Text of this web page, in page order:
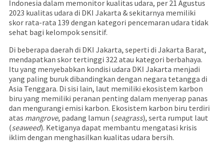
Indonesia dalam memonitor kualitas udara, per 21 Agustus
2023 kualitas udara di DKI Jakarta & sekitarnya memiliki
skor rata-rata 139 dengan kategori pencemaran udara tidak
sehat bagi kelompok sensitif.
Di beberapa daerah di DKI Jakarta, seperti di Jakarta Barat,
mendapatkan skor tertinggi 322 atau kategori berbahaya.
Itu yang menyebabkan kondisi udara DKI Jakarta menjadi
yang paling buruk dibandingkan dengan negara tetangga di
Asia Tenggara. Di sisi lain, laut memiliki ekosistem karbon
biru yang memiliki peranan penting dalam menyerap panas
dan mengurangi emisi karbon. Ekosistem karbon biru terdiri
atas mangrove, padang lamun (seagrass), serta rumput laut
(seaweed). Ketiganya dapat membantu mengatasi krisis
iklim dengan menghasilkan kualitas udara bersih.